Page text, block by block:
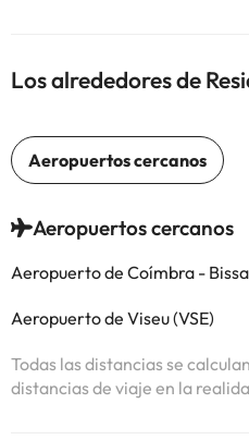
Los alrededores de
Aeropuertos cercanos
Aeropuerto de Coímbra -
Aeropuerto de Viseu (VSE)
Todas las distancias se
distancias de viaje en la